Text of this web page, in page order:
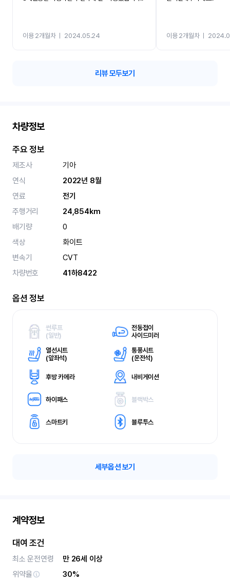
이용 2개월차ㅣ 2024.05.24 이용 2개월차ㅣ
리뷰 모두보기
차량정보
주요 정보
제조사
기아
연식
2022년 8월
연료
전기
주행거리
24,854km
배기량
0
색상
화이트
변속기
CVT
차량번호
41하8422
옵션 정보
썬루프
(일반)
전동접이
사이드미러
열선시트
(앞좌석)
통풍시트
(운전석)
후방 카메라 내비게이션
하이패스 블랙박스
스마트키 블루투스
세부옵션 보기
계약정보
대여 조건
최소 운전연령
만 26세 이상
위약율
30%